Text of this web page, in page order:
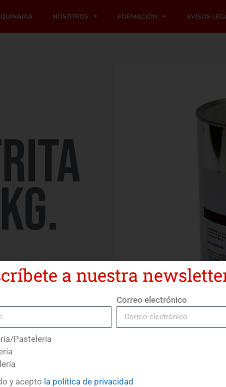
NOSOTROS FORMACIÓN AVISOS
a nuestra
Correo electrónico
Pastelería
y acepto la política de privacidad